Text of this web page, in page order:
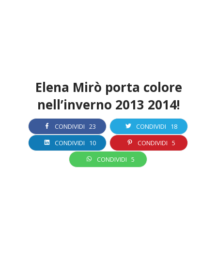
Elena Mirò porta colore
nell’inverno 2013 2014!
CONDIVIDI 23 CONDIVIDI 18
CONDIVIDI 10 CONDIVIDI 5
CONDIVIDI 5